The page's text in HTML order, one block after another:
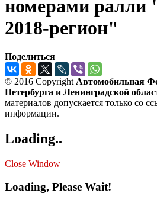
номерами ралли
2018-регион"
Поделиться
© 2016 CopyrightАвтомобильная
Петербурга и Ленинградской
материалов допускается только со
информации.
Loading..
Close Window
Loading, Please Wait!